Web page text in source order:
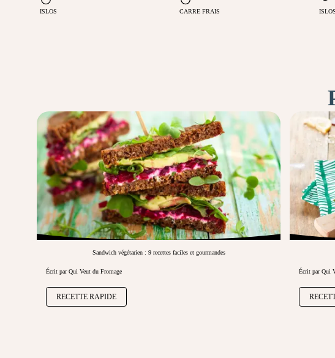
ISLOS CARRE FRAIS ISLOS
Sandwich végétarien : 9 recettes faciles et gourmandes
Écrit par Qui Veut du Fromage
RECETTE RAPIDE
Écrit par Qui